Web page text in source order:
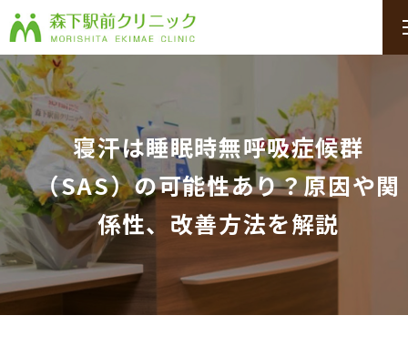
寝汗は睡眠時無呼吸症候群
（SAS）の可能性あり？原因や関
係性、改善方法を解説